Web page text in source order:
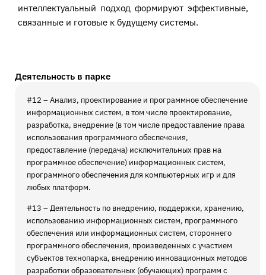
интеллектуальный подход формируют эффективные,
связанные и готовые к будущему системы.
Деятельность в парке
#12 – Анализ, проектирование и программное обеспечение
информационных систем, в том числе проектирование,
разработка, внедрение (в том числе предоставление права
использования программного обеспечения,
предоставление (передача) исключительных прав на
программное обеспечение) информационных систем,
программного обеспечения для компьютерных игр и для
любых платформ.
#13 – Деятельность по внедрению, поддержки, хранению,
использованию информационных систем, программного
обеспечения или информационных систем, стороннего
программного обеспечения, произведенных с участием
субъектов технопарка, внедрению инновационных методов
разработки образовательных (обучающих) программ с